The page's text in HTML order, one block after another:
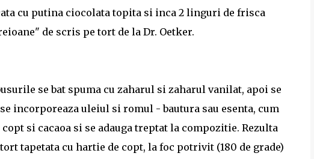
cu putina ciocolata topita si inca 2 linguri de frisca
de scris pe tort de la Dr. Oetker.
se bat spuma cu zaharul si zaharul vanilat, apoi se
incorporeaza uleiul si romul - bautura sau esenta, cum
si cacaoa si se adauga treptat la compozitie. Rezulta
tapetata cu hartie de copt, la foc potrivit (180 de grade)